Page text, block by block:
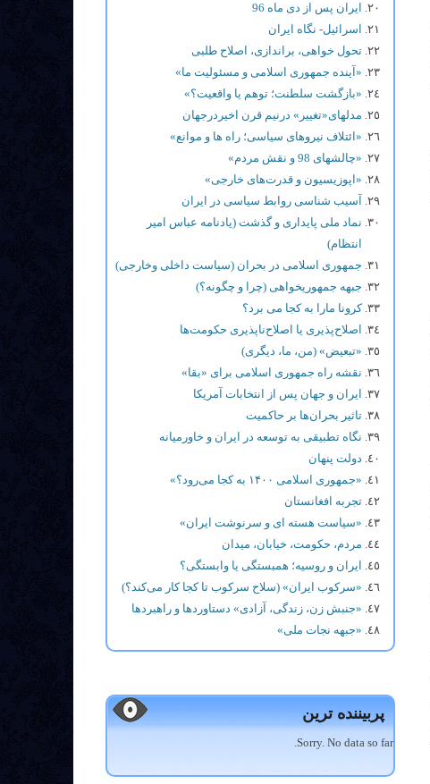
ایران پس از دی ماه 96
اسرائیل- نگاه ایران
تحول خواهی، براندازی، اصلاح طلبی
«آینده جمهوری اسلامی و مسئولیت ما»
«بازگشت سلطنت؛ توهم یا واقعیت؟»
مدلهای«تغییر» درنیم قرن اخیردرجهان
«ائتلاف نیروهای سیاسی؛ راه ها و موانع»
«چالشهای 98 و نقش مردم»
«اپوزیسیون و قدرت‌های خارجی»
آسیب شناسی روابط سیاسی در ایران
نماد ملی پایداری و گذشت (یادنامه عباس امیر
انتظام)
جمهوری اسلامی در بحران (سیاست داخلی وخارجی)
جبهه جمهوریخواهی (چرا و چگونه؟)
کرونا مارا به کجا می برد؟
اصلاح‌پذیری یا اصلاح‌ناپذیری حکومت‌ها
«تبعیض» (من، ما، دیگری)
نقشه راه جمهوری اسلامی برای «بقا»
ایران و جهان پس از انتخابات آمریکا
تاثیر بحران‌ها بر حاکمیت
نگاه تطبیقی به توسعه در ایران و خاورمیانه
دولت پنهان
«جمهوری اسلامی ۱۴۰۰ به کجا می‌رود؟»
تجربه افغانستان
«سیاست هسته ای و سرنوشت ایران»
مردم، حکومت، خیابان، میدان
ایران و روسیه؛ همبستگی یا وابستگی؟
«سرکوب ایران» (سلاح سرکوب تا کجا کار می‌کند؟)
«جنبش زن، زندگی، آزادی» دستاوردها و راهبردها
«جبهه نجات ملی»
پربیننده ترین
Sorry. No data so far.